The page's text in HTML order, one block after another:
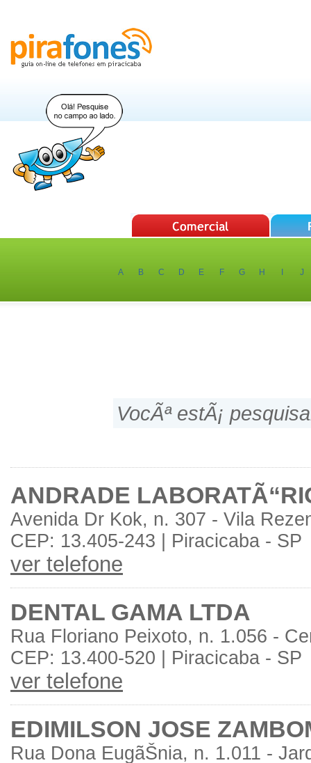
A B C D E F G H J
VocÃª estÃ¡
ANDRADE
Avenida Dr Kok, n. 307 - Vila
CEP: 13.405-243 | Piracicaba - SP
ver telefone
DENTAL GAMA LTDA
Rua Floriano Peixoto, n. 1.056 -
CEP: 13.400-520 | Piracicaba - SP
ver telefone
EDIMILSON JOSE
Rua Dona EugãŠnia, n. 1.011 -